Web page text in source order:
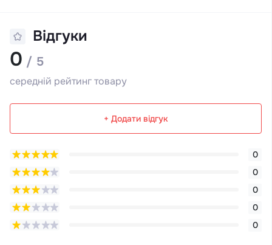
Відгуки
0 / 5
середній рейтинг товару
+ Додати відгук
0
0
0
0
0